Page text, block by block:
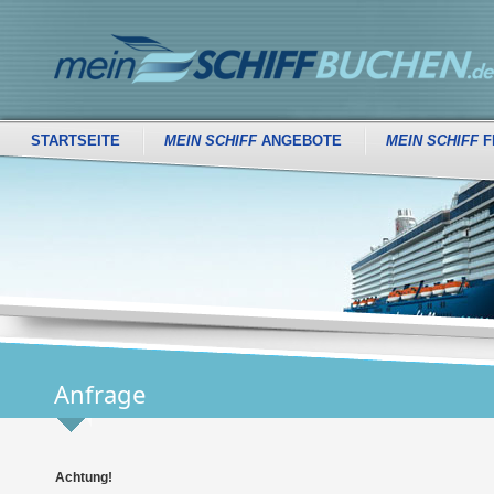
STARTSEITE MEIN SCHIFFANGEBOTE MEIN SCHIFF
Anfrage
Achtung!